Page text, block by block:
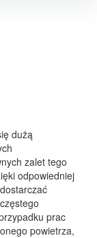
dużą
zalet tego
odpowiedniej
prac
powietrza,